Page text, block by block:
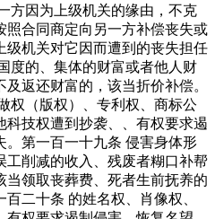
方因为上级机关的缘由，不克
照合同商定向另一方补偿丧失或
级机关对它因而遭到的丧失担任
度的、集体的财富或者他人财
返还财富的，该当折价补偿。
权（版权）、专利权、商标公
科技权遭到抄袭、、有权要求遏
。第一百一十九条 侵害身体形
工削减的收入、残废者糊口补帮
当领取丧葬费、死者生前抚养的
二十条 的姓名权、肖像权、